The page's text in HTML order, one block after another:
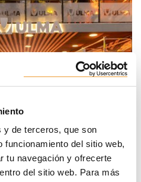
de terceros, que son
funcionamiento del sitio web,
tu navegación y ofrecerte
del sitio web. Para más
la oportunidad de conocer
tecnológicas de
Stand estará ubicado en la
equipo estará listo para